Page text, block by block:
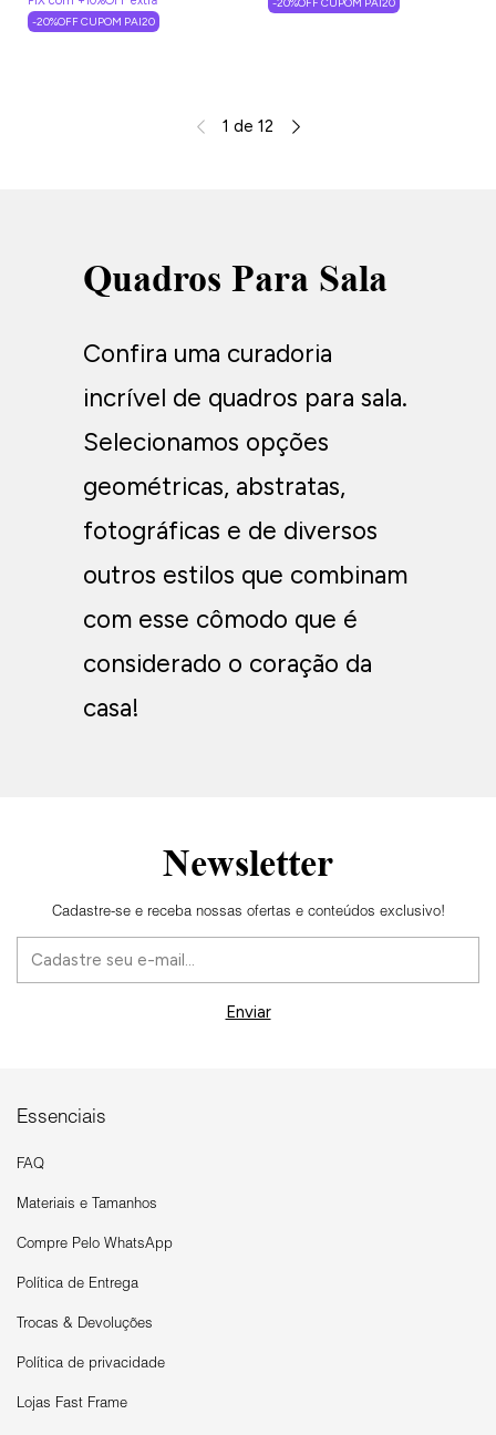
-20%OFF CUPOM PAI20
-20%OFF CUPOM PAI20
1 de 12
Quadros Para Sala
Confira uma curadoria
incrível de quadros para sala.
Selecionamos opções
geométricas, abstratas,
fotográficas e de diversos
outros estilos que combinam
com esse cômodo que é
considerado o coração da
casa!
Newsletter
Cadastre-se e receba nossas ofertas e conteúdos exclusivo!
Essenciais
FAQ
Materiais e Tamanhos
Compre Pelo WhatsApp
Política de Entrega
Trocas & Devoluções
Política de privacidade
Lojas Fast Frame